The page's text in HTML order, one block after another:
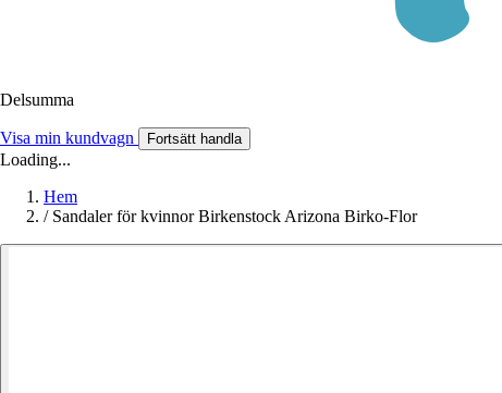
Delsumma
Visa min kundvagn Fortsätt handla
Loading...
Hem
/ Sandaler för kvinnor Birkenstock Arizona Birko-Flor